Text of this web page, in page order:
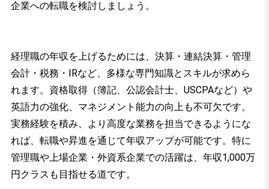
企業への転職を検討しましょう。
経理職の年収を上げるためには、決算・連結決算・管理
会計・税務・IRなど、多様な専門知識とスキルが求めら
れます。資格取得（簿記、公認会計士、USCPAなど）や
英語力の強化、マネジメント能力の向上も不可欠です。
実務経験を積み、より高度な業務を担当できるようにな
れば、転職や昇進を通じて年収アップが可能です。特に
管理職や上場企業・外資系企業での活躍は、年収1,000万
円クラスも目指せる道です。